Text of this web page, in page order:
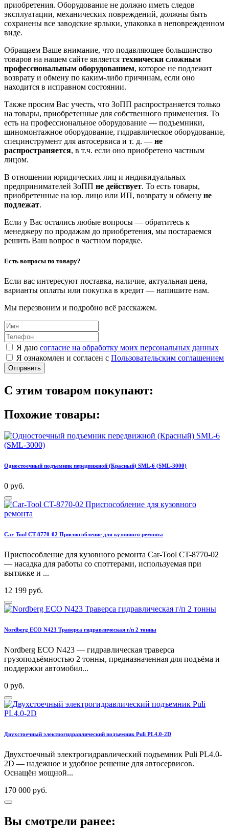
приобретения. Оборудование не должно иметь следов
эксплуатации, механических повреждений, должны быть
сохранены все заводские ярлыки, упаковка в неповрежденном
виде.
Обращаем Ваше внимание, что подавляющее большинство
товаров на нашем сайте является технически сложным
профессиональным оборудованием, которое не подлежит
возврату и обмену по каким-либо причинам, если оно
находится в исправном состоянии.
Также просим Вас учесть, что ЗоПП распространяется только
на товары, приобретенные для собственного применения. То
есть на профессиональное оборудование — подъемники,
шиномонтажное оборудование, гидравлическое оборудование,
специнструмент для автосервиса и т. д. — не
распространяется, в т.ч. если оно приобретено частным
лицом.
В отношении юридических лиц и индивидуальных
предпринимателей ЗоПП не действует. То есть товары,
приобретенные на юр. лицо или ИП, возврату и обмену не
подлежат.
Если у Вас остались любые вопросы — обратитесь к
менеджеру по продажам до приобретения, мы постараемся
решить Ваш вопрос в частном порядке.
Есть вопросы по товару?
Если вас интересуют поставка, наличие, актуальная цена,
варианты оплаты или покупка в кредит — напишите нам.
Мы перезвоним и подробно всё расскажем.
Я даю согласие на обработку моих персональных данных
Я ознакомлен и согласен с Пользовательским соглашением
Отправить
С этим товаром покупают:
Похожие товары:
Одностоечный подъемник передвижной (Красный) SML-6 (SML-3000)
0 руб.
Car-Tool CT-8770-02 Приспособление для кузовного ремонта
Приспособление для кузовного ремонта Car-Tool CT-8770-02
— насадка для работы со споттерами, используемая при
вытяжке и ...
12 199 руб.
Nordberg ECO N423 Траверса гидравлическая г/п 2 тонны
Nordberg ECO N423 — гидравлическая траверса
грузоподъёмностью 2 тонны, предназначенная для подъёма и
поддержки автомобил...
0 руб.
Двухстоечный электрогидравлический подъемник Puli PL4.0-2D
Двухстоечный электрогидравлический подъемник Puli PL4.0-
2D — надежное и удобное решение для автосервисов.
Оснащён мощной...
170 000 руб.
Вы смотрели ранее: